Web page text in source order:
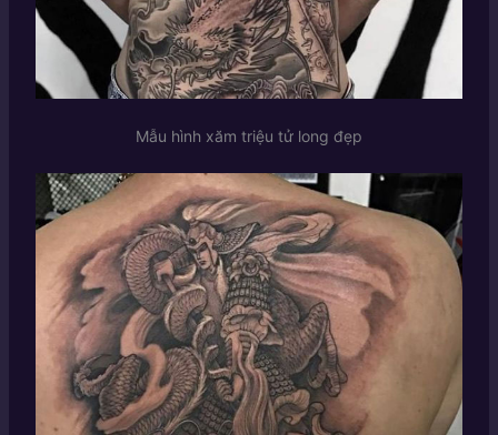
Mẫu hình xăm triệu tử long đẹp